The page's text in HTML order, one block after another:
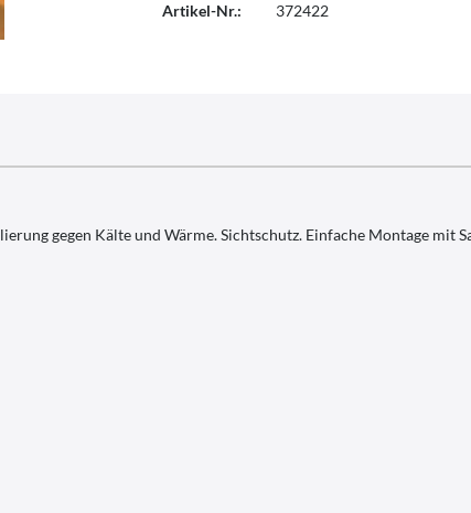
Artikel-Nr.: 372422
gegen Kälte und Wärme. Sichtschutz. Einfache Montage mit